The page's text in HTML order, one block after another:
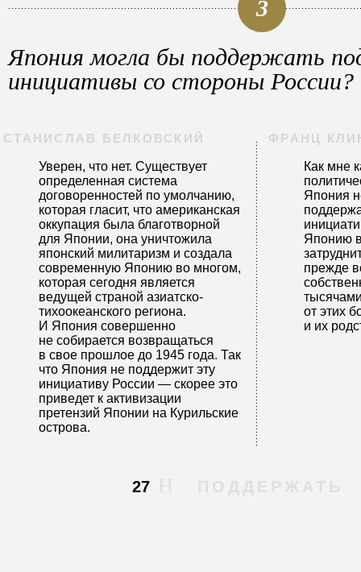
3
Япония могла бы поддержать
инициативы со стороны России?
СТАНИСЛАВ БЕЛКОВСКИЙ
Уверен, что нет. Существует
определенная система
договоренностей по умолчанию,
которая гласит, что американская
оккупация была благотворной
для Японии, она уничтожила
японский милитаризм и создала
современную Японию во многом,
которая сегодня является
ведущей страной азиатско-
тихоокеанского региона.
И Япония совершенно
не собирается возвращаться
в свое прошлое до 1945 года. Так
что Япония не поддержит эту
инициативу России — скорее это
приведет к активизации
претензий Японии на Курильские
острова.
ФРАНЦ
Как мне
Япония
Японию
прежде
от этих
и их
27